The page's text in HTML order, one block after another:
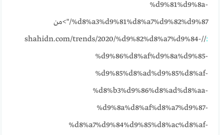
%d9%81%d9%8a-
%d8%a3%d9%81%d8%a7%d9%82%d9%87/">من
:
//shahidn.com/trends/2020/%d9%82%d8%a7%d9%84-
%d9%86%d8%af%d9%8a%d9%85-
%d9%85%d8%ad%d9%85%d8%af-
%d8%b3%d9%86%d8%ad%d8%aa-
%d9%8a%d8%af%d8%a7%d9%87-
%d8%a7%d9%84%d9%85%d8%ac%d8%af-